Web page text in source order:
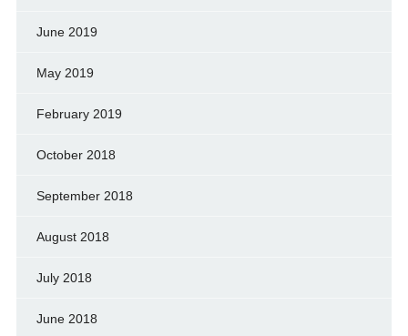
June 2019
May 2019
February 2019
October 2018
September 2018
August 2018
July 2018
June 2018